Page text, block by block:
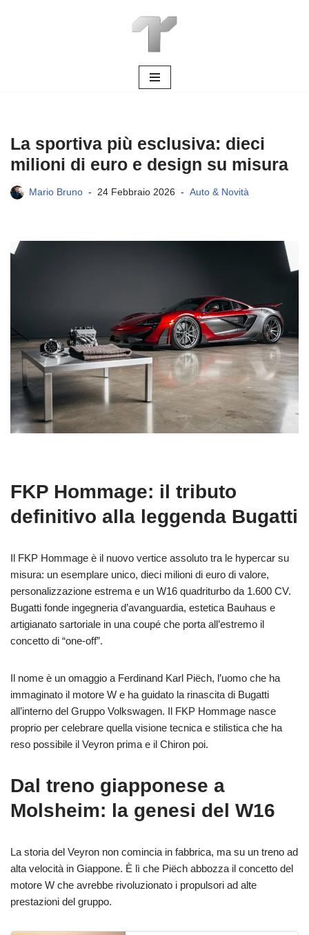
La sportiva più esclusiva: dieci
milioni di euro e design su misura
Mario Bruno 24 Febbraio 2026 Auto & Novità
FKP Hommage: il tributo
definitivo alla leggenda Bugatti
Il FKP Hommage è il nuovo vertice assoluto tra le hypercar su
misura: un esemplare unico, dieci milioni di euro di valore,
personalizzazione estrema e un W16 quadriturbo da 1.600 CV.
Bugatti fonde ingegneria d’avanguardia, estetica Bauhaus e
artigianato sartoriale in una coupé che porta all’estremo il
concetto di “one-off”.
Il nome è un omaggio a Ferdinand Karl Piëch, l’uomo che ha
immaginato il motore W e ha guidato la rinascita di Bugatti
all’interno del Gruppo Volkswagen. Il FKP Hommage nasce
proprio per celebrare quella visione tecnica e stilistica che ha
reso possibile il Veyron prima e il Chiron poi.
Dal treno giapponese a
Molsheim: la genesi del W16
La storia del Veyron non comincia in fabbrica, ma su un treno ad
alta velocità in Giappone. È lì che Piëch abbozza il concetto del
motore W che avrebbe rivoluzionato i propulsori ad alte
prestazioni del gruppo.